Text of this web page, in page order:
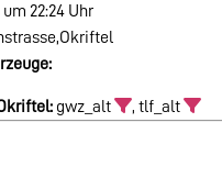
um 22:24 Uhr
gwz_alt
, tlf_alt